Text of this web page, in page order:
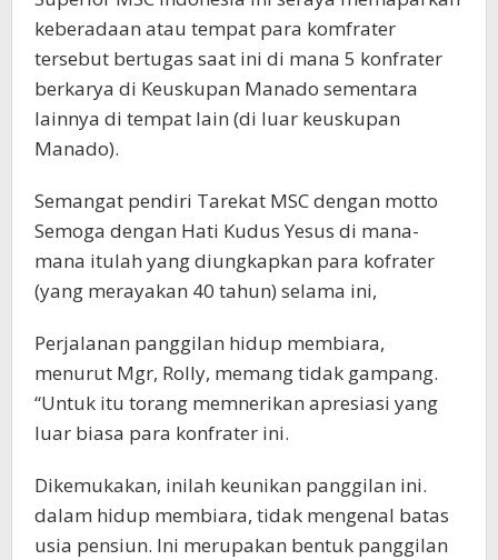
keberadaan atau tempat para komfrater
tersebut bertugas saat ini di mana 5 konfrater
berkarya di Keuskupan Manado sementara
lainnya di tempat lain (di luar keuskupan
Manado).
Semangat pendiri Tarekat MSC dengan motto
Semoga dengan Hati Kudus Yesus di mana-
mana itulah yang diungkapkan para kofrater
(yang merayakan 40 tahun) selama ini,
Perjalanan panggilan hidup membiara,
menurut Mgr, Rolly, memang tidak gampang.
“Untuk itu torang memnerikan apresiasi yang
luar biasa para konfrater ini.
Dikemukakan, inilah keunikan panggilan ini.
dalam hidup membiara, tidak mengenal batas
usia pensiun. Ini merupakan bentuk panggilan